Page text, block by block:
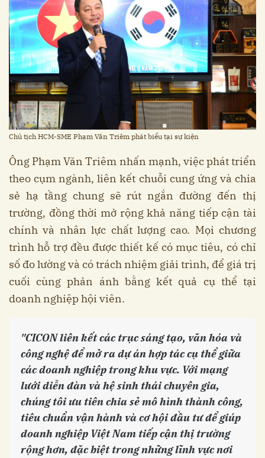
Chủ tịch HCM-SME Phạm Văn Triêm phát biểu tại sự kiện
Ông Phạm Văn Triêm nhấn mạnh, việc phát triển
theo cụm ngành, liên kết chuỗi cung ứng và chia
sẻ hạ tầng chung sẽ rút ngắn đường đến thị
trường, đồng thời mở rộng khả năng tiếp cận tài
chính và nhân lực chất lượng cao. Mọi chương
trình hỗ trợ đều được thiết kế có mục tiêu, có chỉ
số đo lường và có trách nhiệm giải trình, để giá trị
cuối cùng phản ánh bằng kết quả cụ thể tại
doanh nghiệp hội viên.
"CICON liên kết các trục sáng tạo, văn hóa và
công nghệ để mở ra dự án hợp tác cụ thể giữa
các doanh nghiệp trong khu vực. Với mạng
lưới diễn đàn và hệ sinh thái chuyên gia,
chúng tôi ưu tiên chia sẻ mô hình thành công,
tiêu chuẩn vận hành và cơ hội đầu tư để giúp
doanh nghiệp Việt Nam tiếp cận thị trường
rộng hơn, đặc biệt trong những lĩnh vực nơi